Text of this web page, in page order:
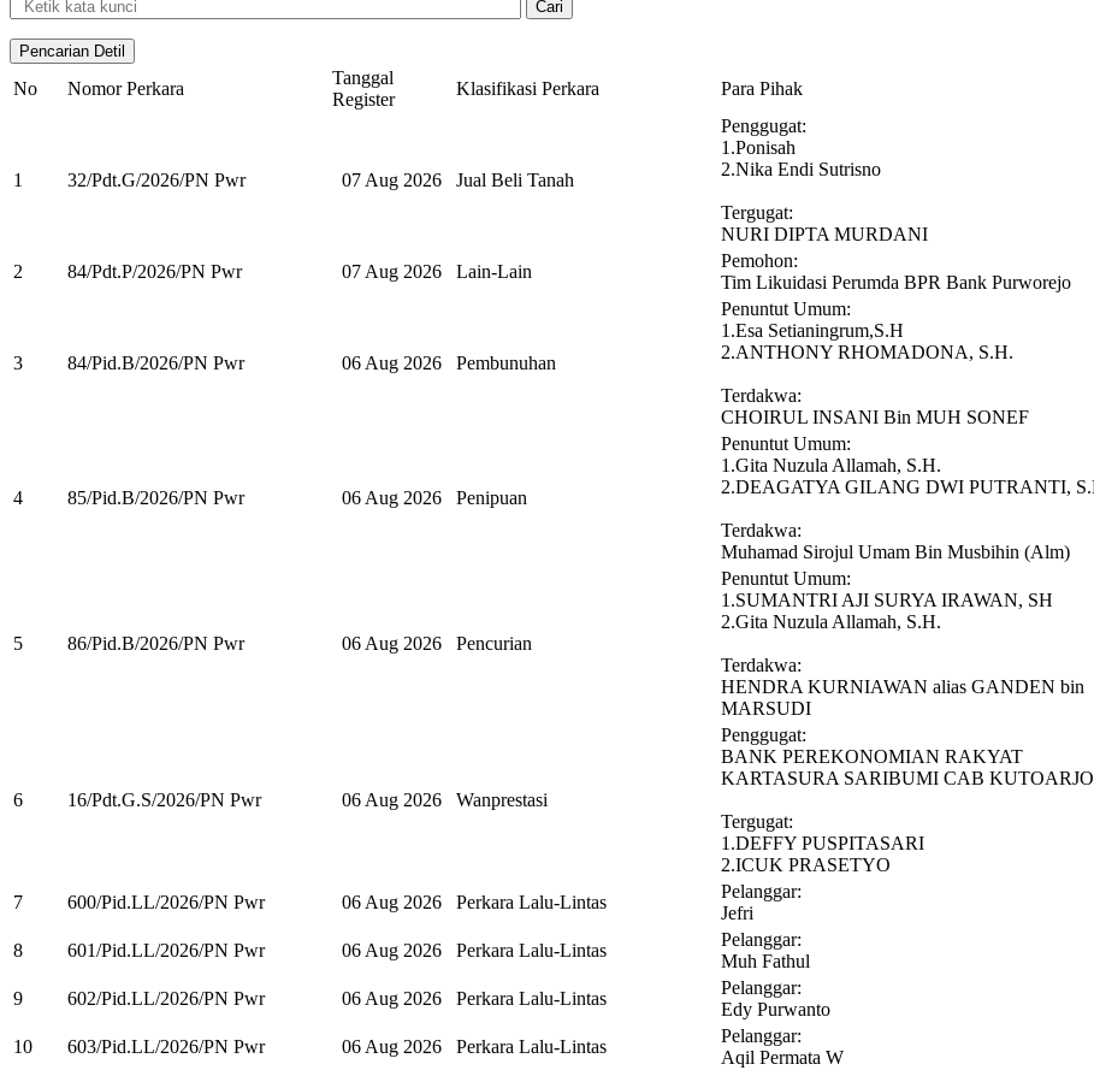
No Nomor Perkara
Tanggal
Register
Klasifikasi Perkara Para Pihak
1 32/Pdt.G/2026/PN Pwr 07 Aug 2026 Jual Beli Tanah
Penggugat:
1.Ponisah
2.Nika Endi Sutrisno
Tergugat:
NURI DIPTA MURDANI
2 84/Pdt.P/2026/PN Pwr 07 Aug 2026 Lain-Lain
Pemohon:
Tim Likuidasi Perumda BPR Bank Purworejo
3 84/Pid.B/2026/PN Pwr 06 Aug 2026 Pembunuhan
Penuntut Umum:
1.Esa Setianingrum,S.H
2.ANTHONY RHOMADONA, S.H.
Terdakwa:
CHOIRUL INSANI Bin MUH SONEF
4 85/Pid.B/2026/PN Pwr 06 Aug 2026 Penipuan
Penuntut Umum:
1.Gita Nuzula Allamah, S.H.
2.DEAGATYA GILANG DWI PUTRANTI,
Terdakwa:
Muhamad Sirojul Umam Bin Musbihin (Alm)
5 86/Pid.B/2026/PN Pwr 06 Aug 2026 Pencurian
Penuntut Umum:
1.SUMANTRI AJI SURYA IRAWAN, SH
2.Gita Nuzula Allamah, S.H.
Terdakwa:
HENDRA KURNIAWAN alias GANDEN bin
MARSUDI
6 16/Pdt.G.S/2026/PN Pwr 06 Aug 2026 Wanprestasi
Penggugat:
BANK PEREKONOMIAN RAKYAT
KARTASURA SARIBUMI CAB KUTOARJO
Tergugat:
1.DEFFY PUSPITASARI
2.ICUK PRASETYO
7 600/Pid.LL/2026/PN Pwr 06 Aug 2026 Perkara Lalu-Lintas
Pelanggar:
Jefri
8 601/Pid.LL/2026/PN Pwr 06 Aug 2026 Perkara Lalu-Lintas
Pelanggar:
Muh Fathul
9 602/Pid.LL/2026/PN Pwr 06 Aug 2026 Perkara Lalu-Lintas
Pelanggar:
Edy Purwanto
10 603/Pid.LL/2026/PN Pwr 06 Aug 2026 Perkara Lalu-Lintas
Pelanggar:
Aqil Permata W